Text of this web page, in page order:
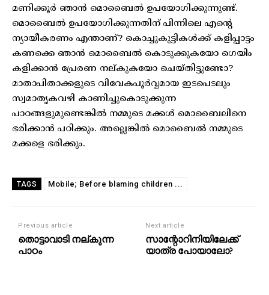
മണിക്കൂർ ഞാൻ മൊബൈൽ ഉപയോഗിക്കുന്നുണ്ട്.
മൊബൈൽ ഉപയോഗിക്കുന്നതിന് പിന്നിലെ എന്റെ
ന്യായീകരണം എന്താണ്? കൊച്ചുകുട്ടികൾക്ക് കളിപ്പാട്ടം
കണക്കെ ഞാൻ മൊബൈൽ കൊടുക്കുകയോ ഗെയിം
കളിക്കാൻ പ്രേരണ നല്കുകയോ ചെയ്തിട്ടുണ്ടോ?
മാതാപിതാക്കളുടെ വിവേകപൂർവ്വമായ ഇടപെടലും
സ്വമാതൃകവഴി കാണിച്ചുകൊടുക്കുന്ന
പാഠങ്ങളുമുണ്ടെങ്കിൽ നമ്മുടെ മക്കൾ മൊബൈലിനെ
ഭരിക്കാൻ പഠിക്കും. അല്ലെങ്കിൽ മൊബൈൽ നമ്മുടെ
മക്കളെ ഭരിക്കും.
TAGS Mobile; Before blaming children ...
Previous article
തൊട്ടാവാടി നല്കുന്ന
പാഠം
Next article
സാന്റോറിനിയിലേക്ക്
യാത്ര പോയാലോ?